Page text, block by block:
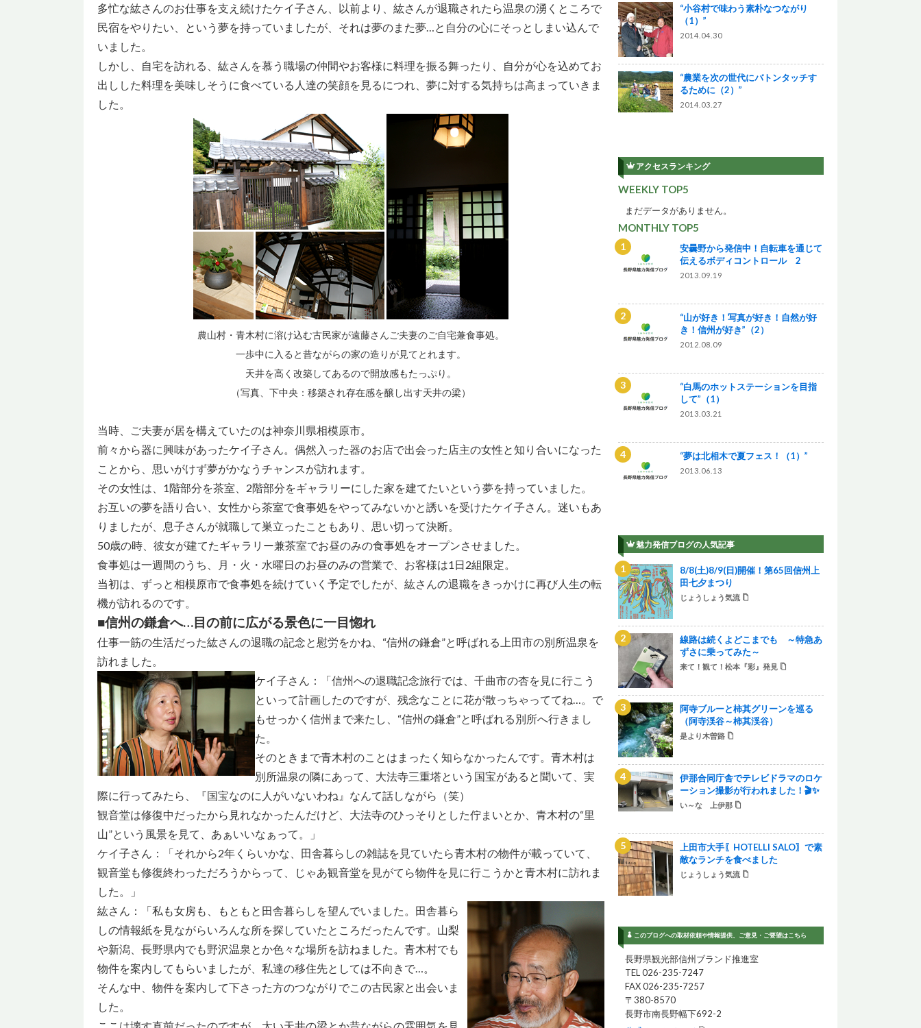
多忙な紘さんのお仕事を支え続けたケイ子さん、以前より、紘さんが退職されたら温泉の湧くところで
民宿をやりたい、という夢を持っていましたが、それは夢のまた夢…と自分の心にそっとしまい込んで
いました。
しかし、自宅を訪れる、紘さんを慕う職場の仲間やお客様に料理を振る舞ったり、自分が心を込めてお
出しした料理を美味しそうに食べている人達の笑顔を見るにつれ、夢に対する気持ちは高まっていきま
した。
農山村・青木村に溶け込む古民家が遠藤さんご夫妻のご自宅兼食事処。
一歩中に入ると昔ながらの家の造りが見てとれます。
天井を高く改築してあるので開放感もたっぷり。
（写真、下中央：移築され存在感を醸し出す天井の梁）
当時、ご夫妻が居を構えていたのは神奈川県相模原市。
前々から器に興味があったケイ子さん。偶然入った器のお店で出会った店主の女性と知り合いになった
ことから、思いがけず夢がかなうチャンスが訪れます。
その女性は、1階部分を茶室、2階部分をギャラリーにした家を建てたいという夢を持っていました。
お互いの夢を語り合い、女性から茶室で食事処をやってみないかと誘いを受けたケイ子さん。迷いもあ
りましたが、息子さんが就職して巣立ったこともあり、思い切って決断。
50歳の時、彼女が建てたギャラリー兼茶室でお昼のみの食事処をオープンさせました。
食事処は一週間のうち、月・火・水曜日のお昼のみの営業で、お客様は1日2組限定。
当初は、ずっと相模原市で食事処を続けていく予定でしたが、紘さんの退職をきっかけに再び人生の転
機が訪れるのです。
■信州の鎌倉へ…目の前に広がる景色に一目惚れ
仕事一筋の生活だった紘さんの退職の記念と慰労をかね、“信州の鎌倉”と呼ばれる上田市の別所温泉を
訪れました。
ケイ子さん：「信州への退職記念旅行では、千曲市の杏を見に行こう
といって計画したのですが、残念なことに花が散っちゃっててね…。で
もせっかく信州まで来たし、“信州の鎌倉”と呼ばれる別所へ行きまし
た。
そのときまで青木村のことはまったく知らなかったんです。青木村は
別所温泉の隣にあって、大法寺三重塔という国宝があると聞いて、実
際に行ってみたら、『国宝なのに人がいないわね』なんて話しながら（笑）
観音堂は修復中だったから見れなかったんだけど、大法寺のひっそりとした佇まいとか、青木村の“里
山”という風景を見て、あぁいいなぁって。」
ケイ子さん：「それから2年くらいかな、田舎暮らしの雑誌を見ていたら青木村の物件が載っていて、
観音堂も修復終わっただろうからって、じゃあ観音堂を見がてら物件を見に行こうかと青木村に訪れま
した。」
紘さん：「私も女房も、もともと田舎暮らしを望んでいました。田舎暮ら
しの情報紙を見ながらいろんな所を探していたところだったんです。山梨
や新潟、長野県内でも野沢温泉とか色々な場所を訪ねました。青木村でも
物件を案内してもらいましたが、私達の移住先としては不向きで…。
そんな中、物件を案内して下さった方のつながりでこの古民家と出会いま
した。
ここは壊す直前だったのですが、太い天井の梁とか昔ながらの雰囲気を見
“小谷村で味わう素朴なつながり
（1）”
2014.04.30
“農業を次の世代にバトンタッチす
るために（2）”
2014.03.27
アクセスランキング
WEEKLY TOP5
まだデータがありません。
MONTHLY TOP5
安曇野から発信中！自転車を通じて
伝えるボディコントロール 2
2013.09.19
“山が好き！写真が好き！自然が好
き！信州が好き”（2）
2012.08.09
“白馬のホットステーションを目指
して”（1）
2013.03.21
“夢は北相木で夏フェス！（1）”
2013.06.13
魅力発信ブログの人気記事
8/8(土)8/9(日)開催！第65回信州上
田七夕まつり
じょうしょう気流
線路は続くよどこまでも ～特急あ
ずさに乗ってみた～
来て！観て！松本『彩』発見
阿寺ブルーと柿其グリーンを巡る
（阿寺渓谷～柿其渓谷）
是より木曽路
伊那合同庁舎でテレビドラマのロケ
ーション撮影が行われました！🎬✨
い～な 上伊那
上田市大手〖HOTELLI SALO〗で素
敵なランチを食べました
じょうしょう気流
このブログへの取材依頼や情報提供、ご意見・ご要望はこちら
長野県観光部信州ブランド推進室
TEL 026-235-7247
FAX 026-235-7257
〒380-8570
長野市南長野幅下692-2